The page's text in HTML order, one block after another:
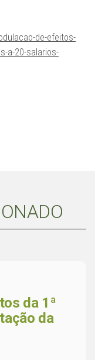
de-efeitos-
a-20-salarios-
da 1ª
da